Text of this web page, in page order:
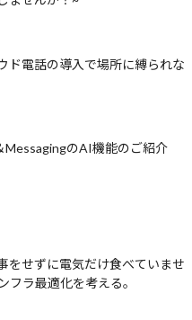
ド電話の導入で場所に縛られな
のAI機能のご紹介
をせずに電気だけ食べていませ
フラ最適化を考える。